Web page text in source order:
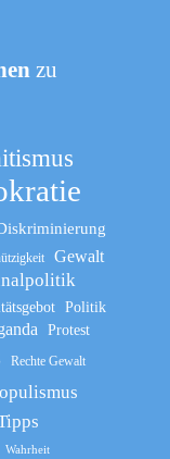
zu
Gewalt
Politik
Protest
Rechte Gewalt
Wahrheit